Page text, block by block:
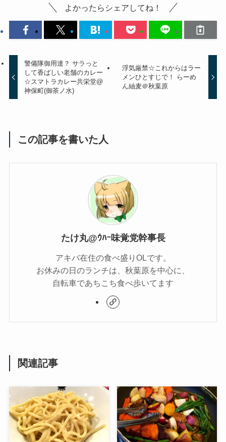
よかったらシェアしてね！
警備隊御用達？ サラっと
して香ばしい老舗のカレー
☆スマトラカレー共栄堂@
神保町(御茶ノ水)
浮気厳禁☆これからはラー
メンひとすじで！ らーめ
ん紬麦＠秋葉原
この記事を書いた人
たけ丸@ｳﾊｰ味覚党幹事長
アキバ在住の食べ盛りOLです。
お休みの日のランチは、秋葉原を中心に、
自転車であちこち食べ歩いてます
関連記事